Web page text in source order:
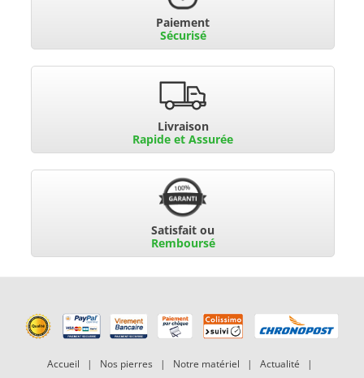
Paiement
Sécurisé
Livraison
Rapide et Assurée
Satisfait ou
Remboursé
Accueil | Nos pierres | Notre matériel | Actualité |